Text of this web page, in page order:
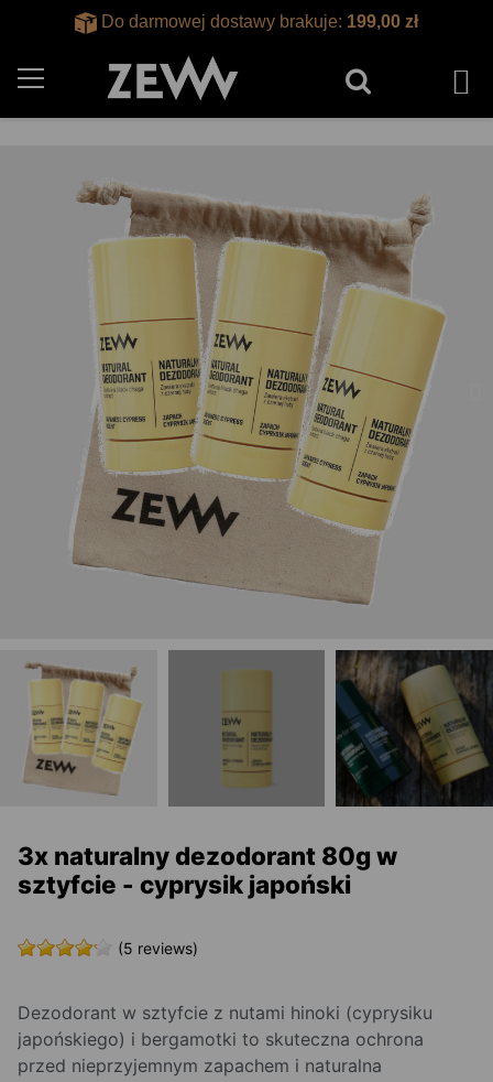
Do darmowej dostawy brakuje: 199,00 zł
3x naturalny dezodorant 80g w
sztyfcie - cyprysik japoński
(5 reviews)
Dezodorant w sztyfcie z nutami hinoki (cyprysiku
japońskiego) i bergamotki to skuteczna ochrona
przed nieprzyjemnym zapachem i naturalna